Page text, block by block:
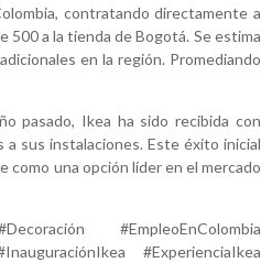
contratando directamente a
500 a la tienda de Bogotá. Se estima
en la región. Promediando
pasado, Ikea ha sido recibida con
sus instalaciones. Este éxito inicial
como una opción líder en el mercado
#EmpleoEnColombia
#ExperienciaIkea